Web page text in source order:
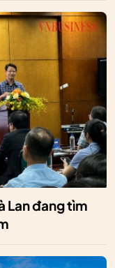
Lan đang tìm